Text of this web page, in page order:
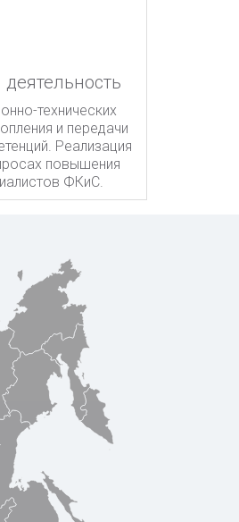
технических
и передачи
Реализация
повышения
ФКиС.